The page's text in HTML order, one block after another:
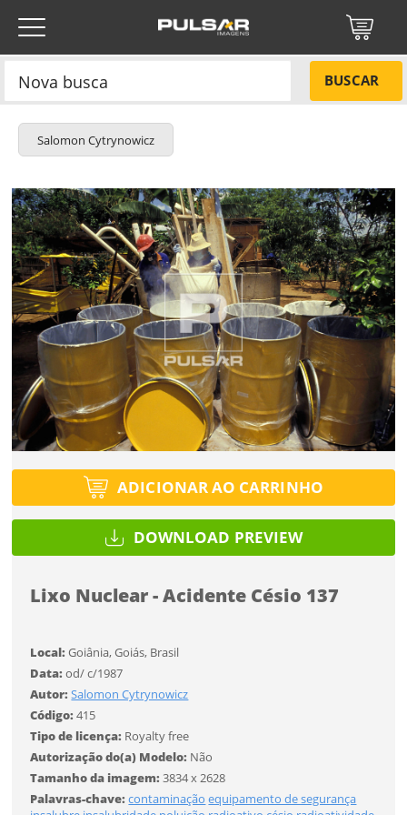
BUSCAR
Salomon Cytrynowicz
ADICIONAR AO CARRINHO
DOWNLOAD PREVIEW
Lixo Nuclear - Acidente Césio 137
Local:Goiânia, Goiás, Brasil
Data:od/ c/1987
Autor:Salomon Cytrynowicz
Código:415
Tipo de licença: Royalty free
Autorização do(a) Modelo: Não
Tamanho da imagem:3834 x 2628
Palavras-chave:contaminação equipamento de segurança
Título do projeto
Tipo de projeto
Selecione
Utilização
Formato
Códigos
Título do projeto
Tipo de projeto
Formato
Tamanho
FINALIZAR
Esqueci a senha
ENTRAR
Você ainda não tem conta?
ENTRAR
ENVIAR
Protegido por reCAPTCHA —Privacidade ·Termos
SALVAR
Desejo receber novidades sobre a Pulsar Imagens
Li e concordo com os
CADASTRAR
NÃO
SIM
Título do projeto
Tipo de projeto
Selecione
Utilização
Formato
Tamanho PR$ 57,00
Tamanho MR$ 114,00
Tamanho GR$ 171,00